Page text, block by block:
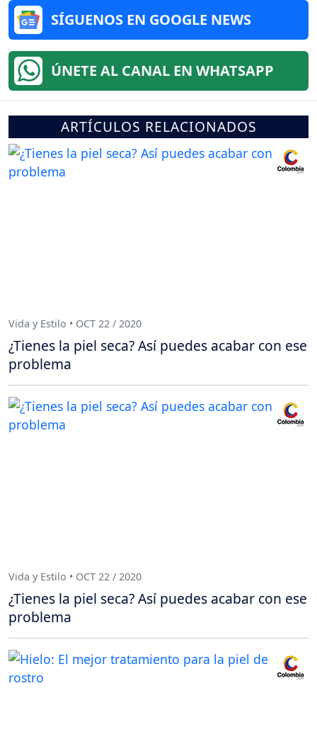
SÍGUENOS EN GOOGLE NEWS
ÚNETE AL CANAL EN WHATSAPP
ARTÍCULOS RELACIONADOS
Vida y Estilo • OCT 22 / 2020
¿Tienes la piel seca? Así puedes acabar con ese
problema
Vida y Estilo • OCT 22 / 2020
¿Tienes la piel seca? Así puedes acabar con ese
problema